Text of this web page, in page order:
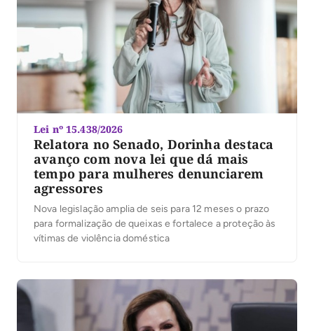
Lei nº 15.438/2026
Relatora no Senado, Dorinha destaca
avanço com nova lei que dá mais
tempo para mulheres denunciarem
agressores
Nova legislação amplia de seis para 12 meses o prazo
para formalização de queixas e fortalece a proteção às
vítimas de violência doméstica